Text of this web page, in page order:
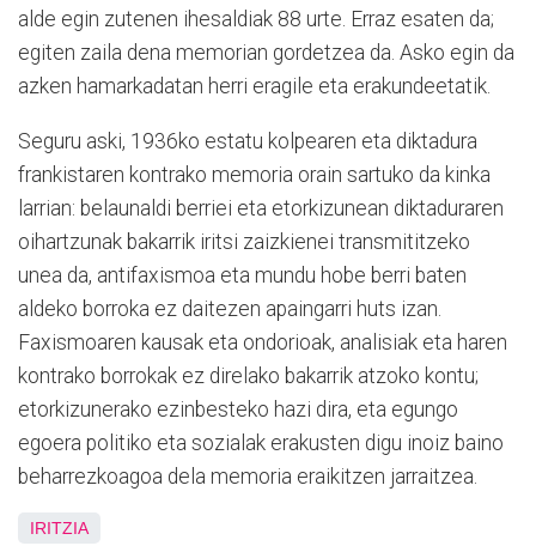
alde egin zutenen ihesaldiak 88 urte. Erraz esaten da;
egiten zaila dena memorian gordetzea da. Asko egin da
azken hamarkadatan herri eragile eta erakundeetatik.
Seguru aski, 1936ko estatu kolpearen eta diktadura
frankistaren kontrako memoria orain sartuko da kinka
larrian: belaunaldi berriei eta etorkizunean diktaduraren
oihartzunak bakarrik iritsi zaizkienei transmititzeko
unea da, antifaxismoa eta mundu hobe berri baten
aldeko borroka ez daitezen apaingarri huts izan.
Faxismoaren kausak eta ondorioak, analisiak eta haren
kontrako borrokak ez direlako bakarrik atzoko kontu;
etorkizunerako ezinbesteko hazi dira, eta egungo
egoera politiko eta sozialak erakusten digu inoiz baino
beharrezkoagoa dela memoria eraikitzen jarraitzea.
IRITZIA